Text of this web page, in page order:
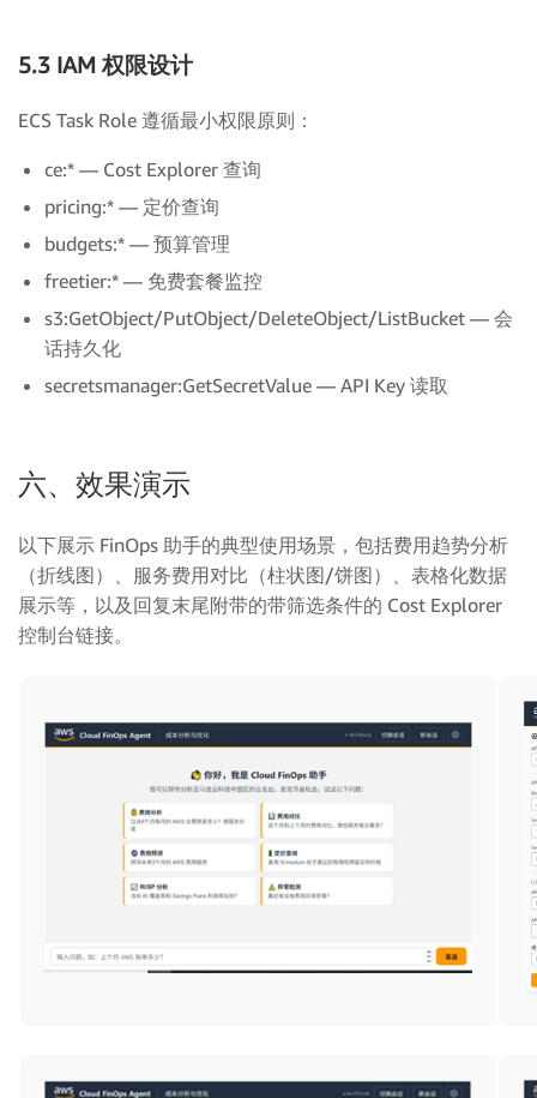
5.3 IAM 权限设计
ECS Task Role 遵循最小权限原则：
ce:* — Cost Explorer 查询
pricing:* — 定价查询
budgets:* — 预算管理
freetier:* — 免费套餐监控
s3:GetObject/PutObject/DeleteObject/ListBucket — 会
话持久化
secretsmanager:GetSecretValue — API Key 读取
六、效果演示
以下展示 FinOps 助手的典型使用场景，包括费用趋势分析
（折线图）、服务费用对比（柱状图/饼图）、表格化数据
展示等，以及回复末尾附带的带筛选条件的 Cost Explorer
控制台链接。